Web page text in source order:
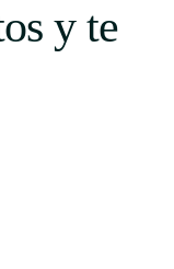
y te